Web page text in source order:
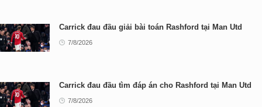
Carrick đau đầu giải bài toán Rashford tại Man Utd
7/8/2026
Carrick đau đầu tìm đáp án cho Rashford tại Man Utd
7/8/2026